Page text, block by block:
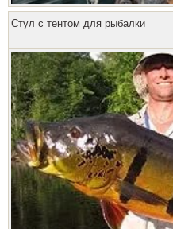
Стул с тентом для рыбалки